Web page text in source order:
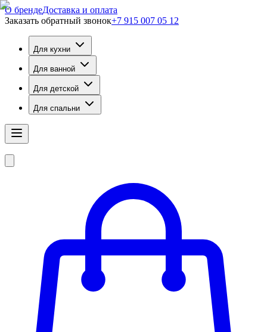
О брендеДоставка и оплата
Заказать обратный звонок+7 915 007 05 12
Для кухни
Для ванной
Для детской
Для спальни